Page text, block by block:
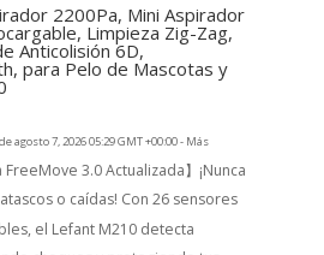
2200Pa, Mini Aspirador
Limpieza Zig-Zag,
Anticolisión 6D,
para Pelo de Mascotas y
agosto 7, 2026 05:29 GMT +00:00 - Más
FreeMove 3.0 Actualizada】¡Nunca
o caídas! Con 26 sensores
el Lefant M210 detecta